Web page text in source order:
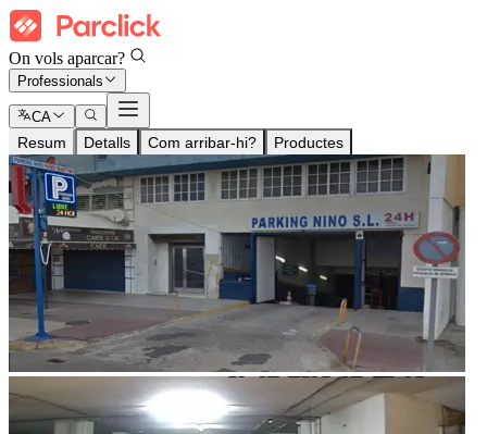
On vols aparcar?
Professionals
CA
Resum Detalls Com arribar-hi? Productes